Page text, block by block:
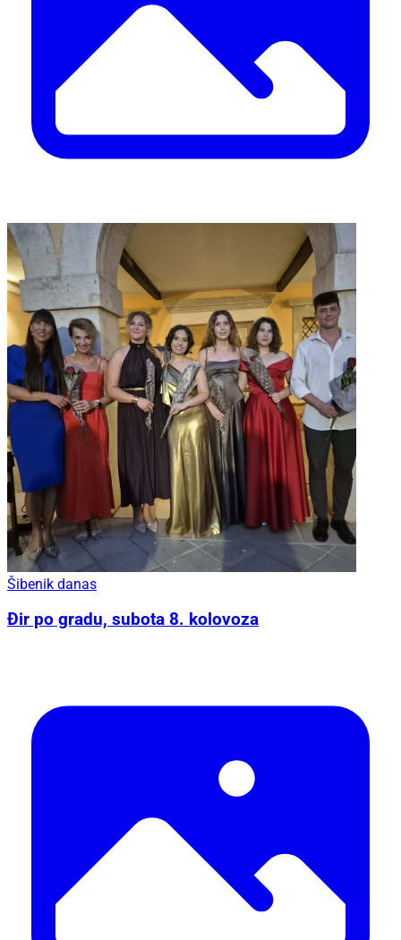
Šibenik danas
Đir po gradu, subota 8. kolovoza